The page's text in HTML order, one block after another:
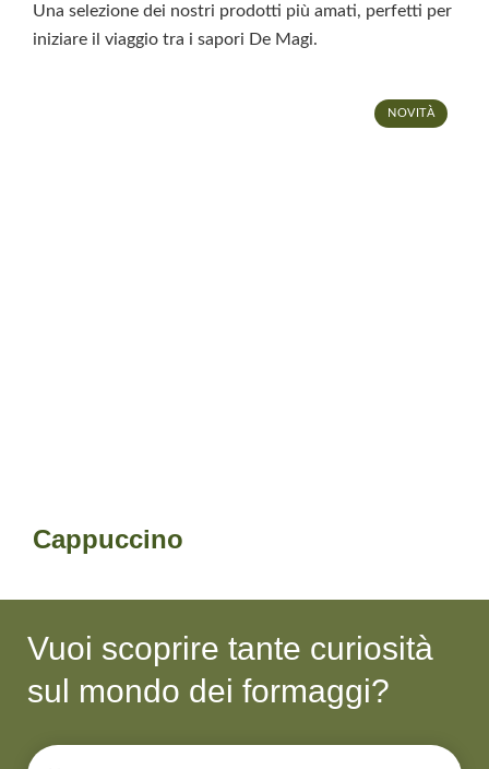
Una selezione dei nostri prodotti più amati, perfetti per
iniziare il viaggio tra i sapori De Magi.
NOVITÀ
Cappuccino
Vuoi scoprire tante curiosità
sul mondo dei formaggi?